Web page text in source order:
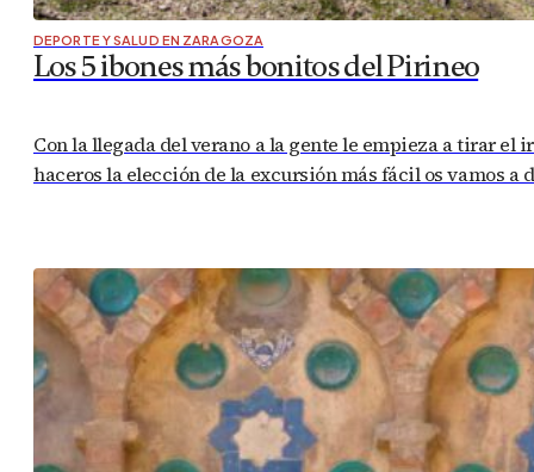
DEPORTE Y SALUD EN ZARAGOZA
Los 5 ibones más bonitos del Pirineo
Con la llegada del verano a la gente le empieza a tirar el
haceros la elección de la excursión más fácil os vamos a